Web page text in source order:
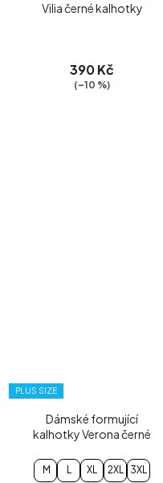
Vilia černé kalhotky
390 Kč
(–10 %)
PLUS SIZE
Dámské formující
kalhotky Verona černé
M L XL 2XL 3XL